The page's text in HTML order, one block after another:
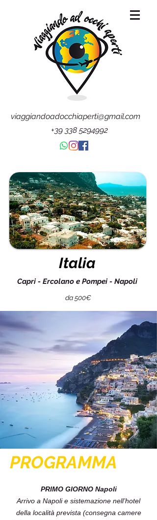
viaggiandoadocchiaperti@gmail.com
+39 338 5294992
Italia
Capri - Ercolano e Pompei - Napoli
da 500€
PROGRAMMA
PRIMO GIORNO Napoli
Arrivo a Napoli e sistemazione nell’hotel
della località prevista (consegna camere